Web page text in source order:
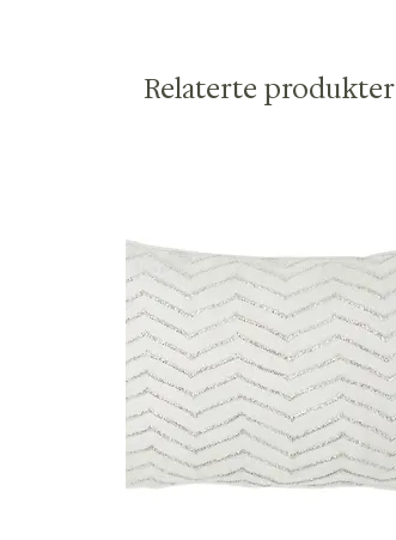
Relaterte produkter